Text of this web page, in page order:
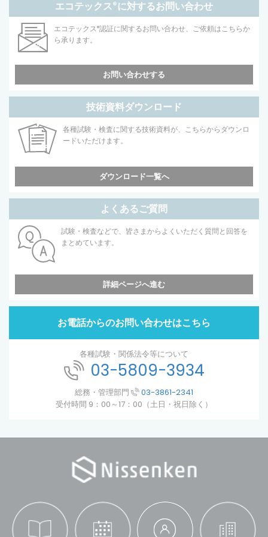
エコテックス®に対するお問い合わせ
エコテックス®認証に関するお問い合わせ、ご依頼はこちらか
ら承ります。
お問い合わせする
技術資料ダウンロード
各種試験・検査に関する技術資料が、こちらからダウンロ
ードいただけます。
ダウンロード一覧へ
よくあるご質問
試験・検査などで、皆さまからよくいただく質問と回答を
まとめています。
詳細ページへ進む
お電話からのお問い合わせはこちら
各種試験・関係法令等について
03-5809-3934
総務・管理部門
03-3861-2341
受付時間 9：00～17：00（土日・祝日除く）